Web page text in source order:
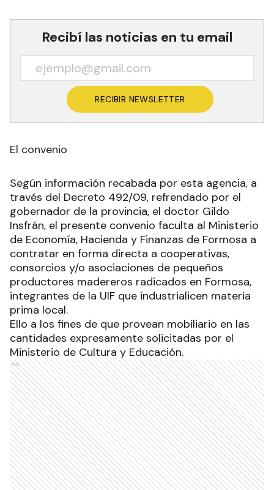
Recibí las noticias en tu email
RECIBIR NEWSLETTER
El convenio
Según información recabada por esta agencia, a
través del Decreto 492/09, refrendado por el
gobernador de la provincia, el doctor Gildo
Insfrán, el presente convenio faculta al Ministerio
de Economía, Hacienda y Finanzas de Formosa a
contratar en forma directa a cooperativas,
consorcios y/o asociaciones de pequeños
productores madereros radicados en Formosa,
integrantes de la UIF que industrialicen materia
prima local.
Ello a los fines de que provean mobiliario en las
cantidades expresamente solicitadas por el
Ministerio de Cultura y Educación.
Ads